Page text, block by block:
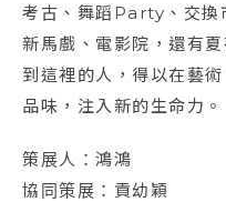
考古、舞蹈Party、交換
新馬戲、電影院，還有
到這裡的人，得以在藝
品味，注入新的生命力。
策展人：鴻鴻
協同策展：貢幼穎